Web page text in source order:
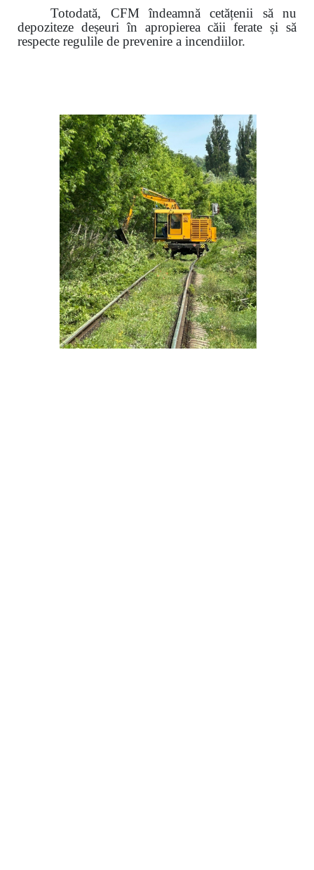
Totodată, CFM îndeamnă cetățenii să nu
depoziteze deșeuri în apropierea căii ferate și să
respecte regulile de prevenire a incendiilor.